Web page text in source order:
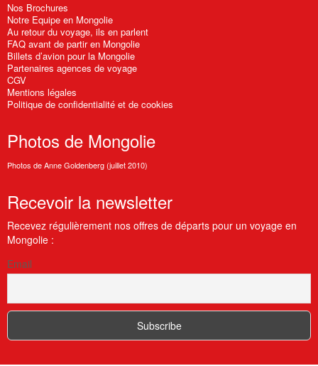
Nos Brochures
Notre Equipe en Mongolie
Au retour du voyage, ils en parlent
FAQ avant de partir en Mongolie
Billets d’avion pour la Mongolie
Partenaires agences de voyage
CGV
Mentions légales
Politique de confidentialité et de cookies
Photos de Mongolie
Photos de Anne Goldenberg (juillet 2010)
Recevoir la newsletter
Recevez régulièrement nos offres de départs pour un voyage en
Mongolie :
Email